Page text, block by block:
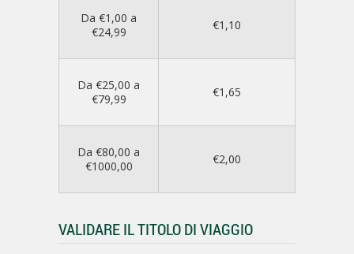
Da €1,00 a
€24,99
€1,10
Da €25,00 a
€79,99
€1,65
Da €80,00 a
€1000,00
€2,00
VALIDARE IL TITOLO DI VIAGGIO